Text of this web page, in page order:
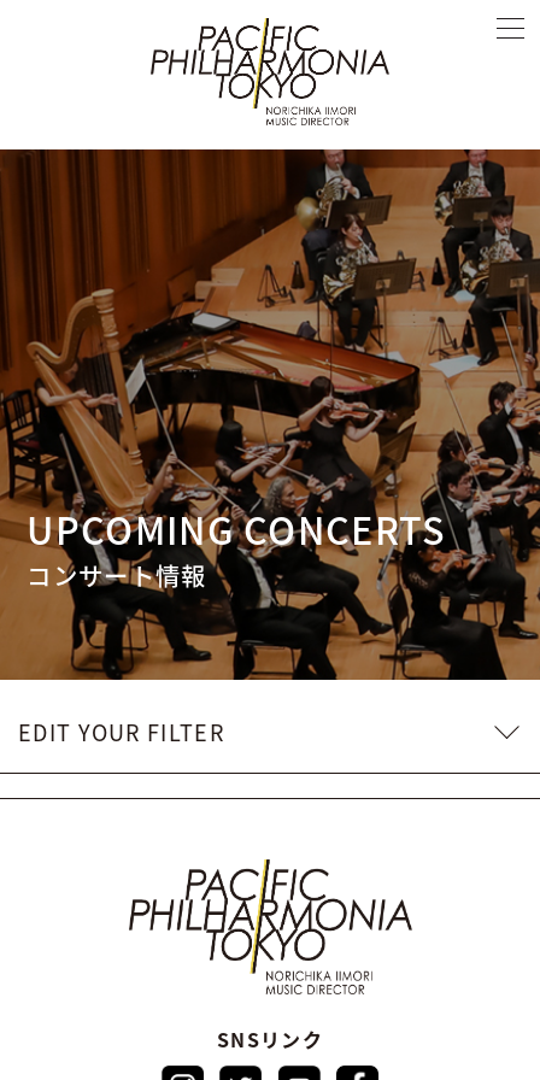
UPCOMING CONCERTS
コンサート情報
EDIT YOUR FILTER
SNSリンク